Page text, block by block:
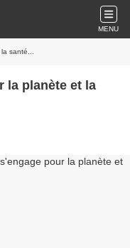
MENU
santé...
la planète et la